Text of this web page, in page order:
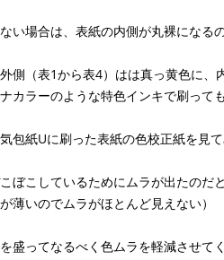
い場合は、表紙の内側が丸裸になる
側（表1から表4）はは真っ黄色に
カラーのような特色インキで刷って
包紙Uに刷った表紙の色校正紙を見
ぼこしているためにムラが出たのだと
薄いのでムラがほとんど見えない）
盛ってなるべく色ムラを軽減させて